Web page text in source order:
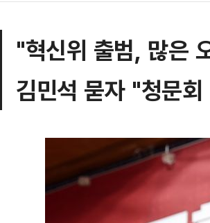
"혁신위 출범, 많은
김민석 묻자 "청문